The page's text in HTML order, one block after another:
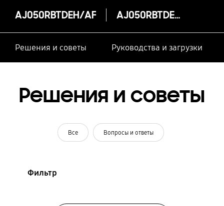
AJ050RBTDEH/AF AJ050RBTDEH/AF
Решения и советы Руководства и загрузки
Решения и советы
Все Вопросы и ответы
Фильтр